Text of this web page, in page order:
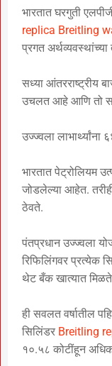
भारतात घरगुती
replica Breitling
प्रगत
सध्या आंतरराष्ट्रीय
उचलत आहे आणि तो
उज्ज्वला
भारतात पेट्रोलियम
जोडलेल्या आहेत.
ठेवते.
पंतप्रधान उज्ज्वला
रिफिलिंगवर प्रत्येक
थेट बँक खात्यात
ही सवलत वर्षातील
सिलिंडर Breitling
१०.५८ कोटींहून